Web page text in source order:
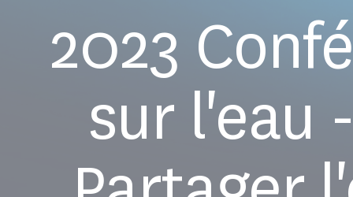
2023
sur l'eau